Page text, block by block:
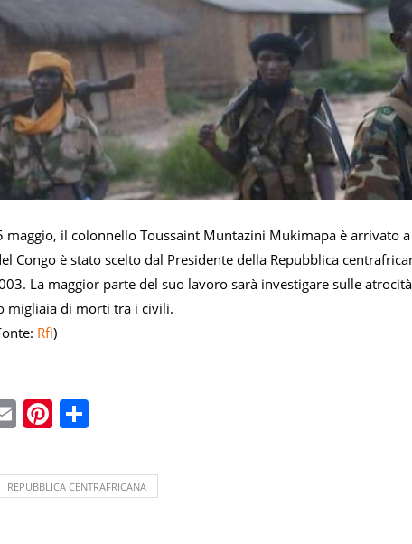
maggio, il colonnello Toussaint Muntazini Mukimapa è arrivato
Congo è stato scelto dal Presidente della Repubblica
La maggior parte del suo lavoro sarà investigare sulle
migliaia di morti tra i civili.
Rfi)
EmailPinterest
REPUBBLICA CENTRAFRICANA